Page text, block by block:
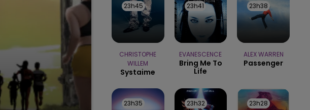
23h45
23h45
CHRISTOPHE
WILLEM
Systaime
23h41
23h41
EVANESCENCE
Bring Me To
Life
23h38
23h38
ALEX WARREN
Passenger
23h35
23h35 23h32
23h32 23h28
23h28